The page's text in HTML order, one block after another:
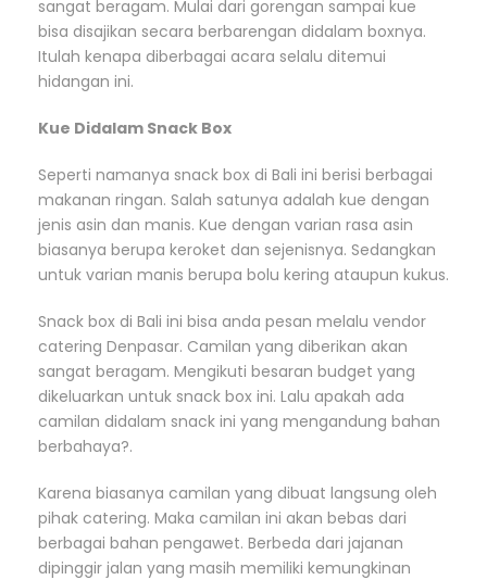
sangat beragam. Mulai dari gorengan sampai kue
bisa disajikan secara berbarengan didalam boxnya.
Itulah kenapa diberbagai acara selalu ditemui
hidangan ini.
Kue Didalam Snack Box
Seperti namanya snack box di Bali ini berisi berbagai
makanan ringan. Salah satunya adalah kue dengan
jenis asin dan manis. Kue dengan varian rasa asin
biasanya berupa keroket dan sejenisnya. Sedangkan
untuk varian manis berupa bolu kering ataupun kukus.
Snack box di Bali ini bisa anda pesan melalu vendor
catering Denpasar. Camilan yang diberikan akan
sangat beragam. Mengikuti besaran budget yang
dikeluarkan untuk snack box ini. Lalu apakah ada
camilan didalam snack ini yang mengandung bahan
berbahaya?.
Karena biasanya camilan yang dibuat langsung oleh
pihak catering. Maka camilan ini akan bebas dari
berbagai bahan pengawet. Berbeda dari jajanan
dipinggir jalan yang masih memiliki kemungkinan